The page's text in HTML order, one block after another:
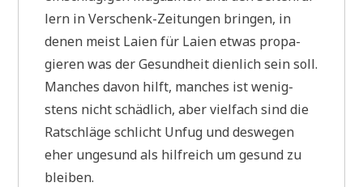
lern in Ver­schenk-Zei­tun­gen brin­gen, in
denen meist Lai­en für Lai­en etwas pro­pa­
gie­ren was der Gesund­heit dien­lich sein soll.
Man­ches davon hilft, man­ches ist wenig­
stens nicht schäd­lich, aber viel­fach sind die
Rat­schlä­ge schlicht Unfug und des­we­gen
eher unge­sund als hilf­reich um gesund zu
bleiben.